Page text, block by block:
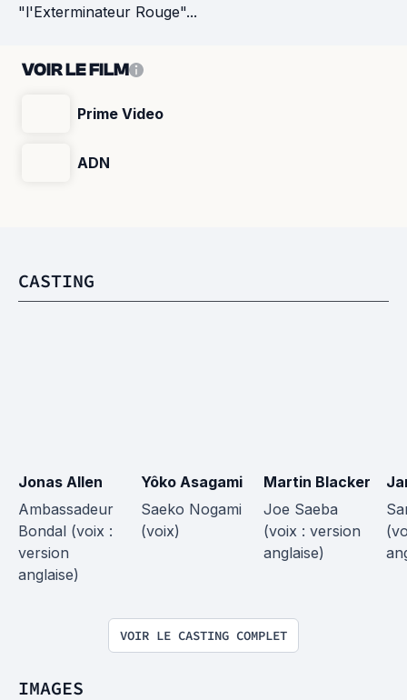
"l'Exterminateur Rouge"...
VOIR LE FILM
Prime Video
ADN
CASTING
Jonas Allen
Ambassadeur
Bondal (voix :
version
anglaise)
Yôko Asagami
Saeko Nogami
(voix)
Martin Blacker
Joe Saeba
(voix : version
anglaise)
VOIR LE CASTING COMPLET
IMAGES